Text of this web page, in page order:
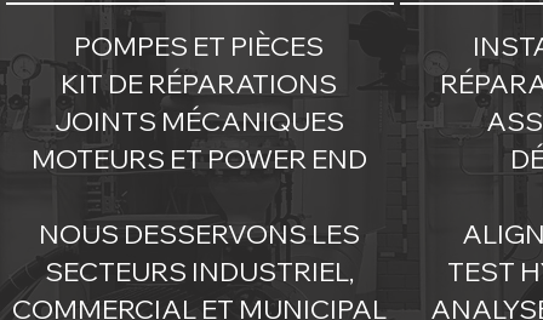
POMPES ET PIÈCES
KIT DE RÉPARATIONS
JOINTS MÉCANIQUES
MOTEURS ET POWER END
NOUS DESSERVONS LES
SECTEURS INDUSTRIEL,
COMMERCIAL ET MUNICIPAL
TEST